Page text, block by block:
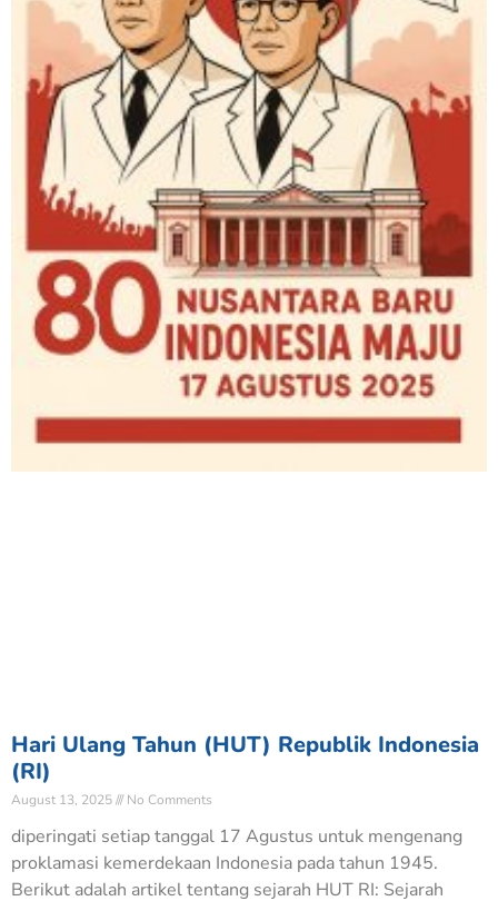
Hari Ulang Tahun (HUT) Republik Indonesia
(RI)
August 13, 2025 No Comments
diperingati setiap tanggal 17 Agustus untuk mengenang
proklamasi kemerdekaan Indonesia pada tahun 1945.
Berikut adalah artikel tentang sejarah HUT RI: Sejarah